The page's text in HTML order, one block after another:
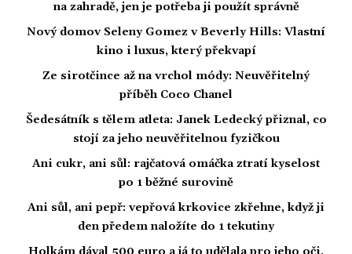
na zahradě, jen je potřeba ji použít správně
Nový domov Seleny Gomez v Beverly Hills: Vlastní
kino i luxus, který překvapí
Ze sirotčince až na vrchol módy: Neuvěřitelný
příběh Coco Chanel
Šedesátník s tělem atleta: Janek Ledecký přiznal, co
stojí za jeho neuvěřitelnou fyzičkou
Ani cukr, ani sůl: rajčatová omáčka ztratí kyselost
po 1 běžné surovině
Ani sůl, ani pepř: vepřová krkovice zkřehne, když ji
den předem naložíte do 1 tekutiny